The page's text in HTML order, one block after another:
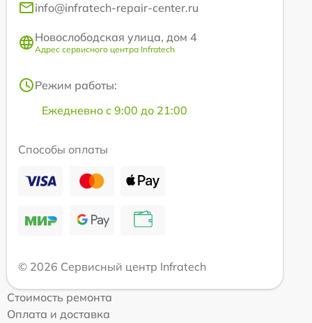
info@infratech-repair-center.ru
Новослободская улица, дом 4
Адрес сервисного центра Infratech
Режим работы:
Ежедневно с 9:00 до 21:00
Способы оплаты
© 2026 Сервисный центр Infratech
Стоимость ремонта
Оплата и доставка